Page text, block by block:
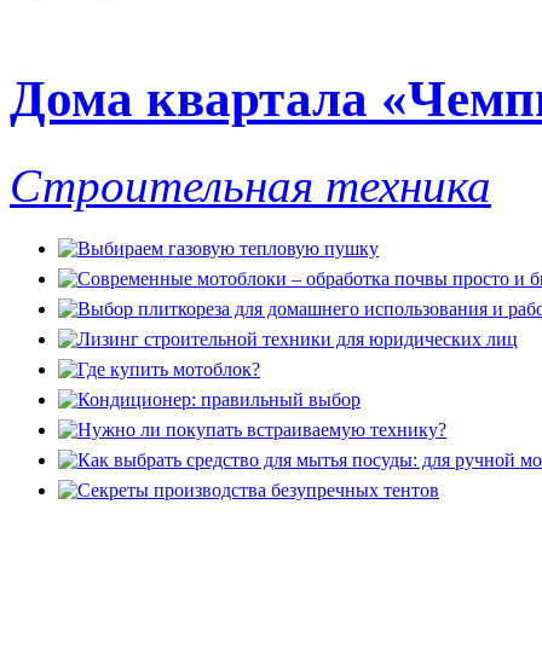
Дома квартала
Строительная техника